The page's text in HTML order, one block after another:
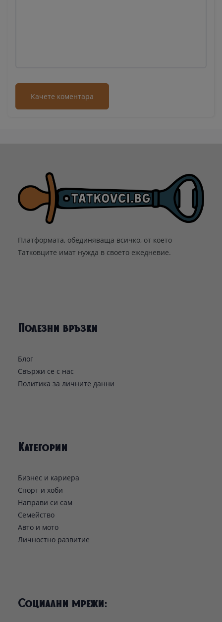
Платформата, обединяваща всичко, от което
Татковците имат нужда в своето ежедневие.
Полезни връзки
Блог
Свържи се с нас
Политика за личните данни
Категории
Бизнес и кариера
Спорт и хоби
Направи си сам
Семейство
Авто и мото
Личностно развитие
Социални мрежи: